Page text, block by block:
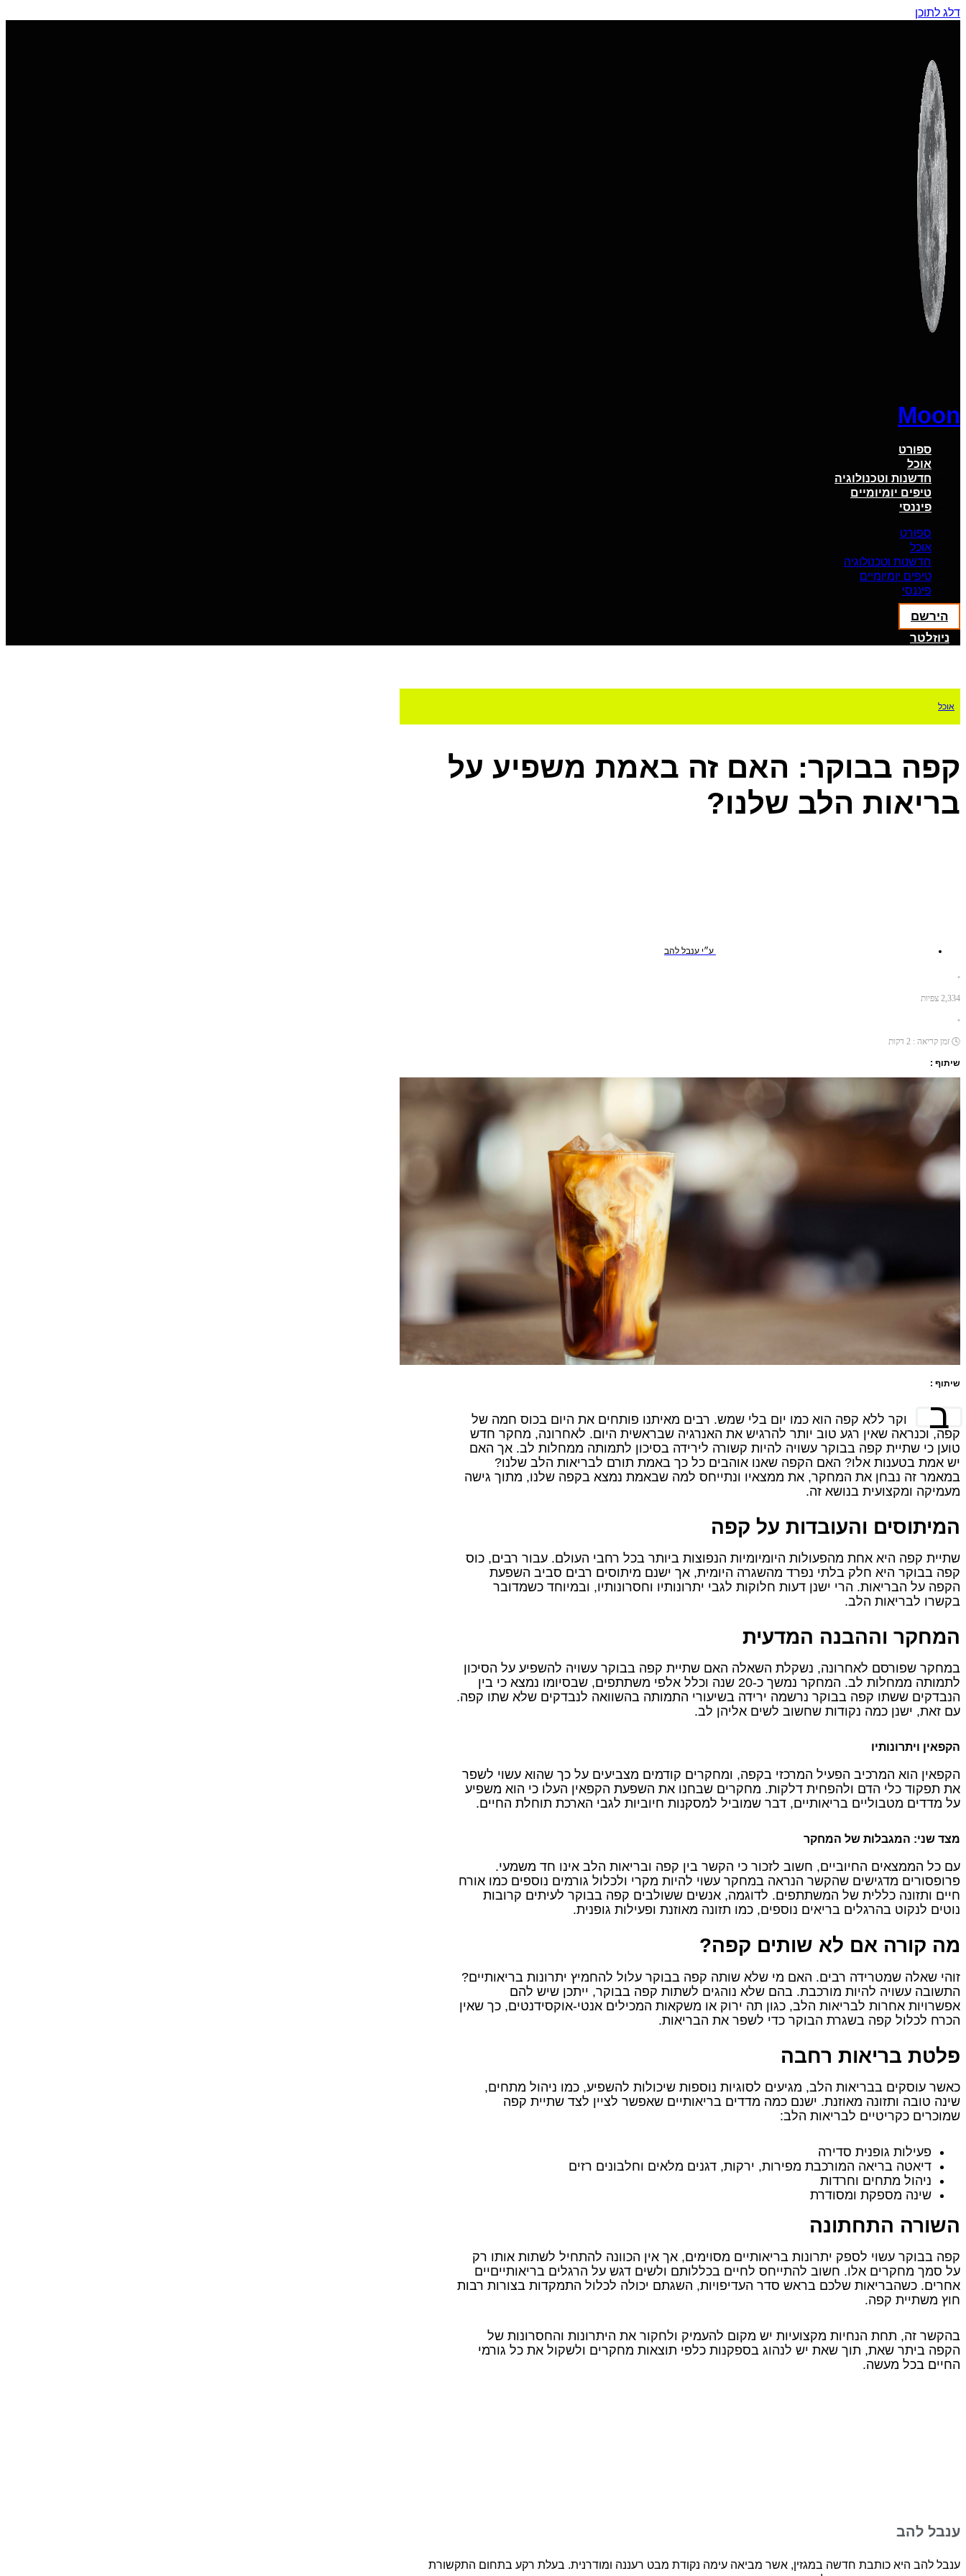
דלג לתוכן
Moon
ספורט
אוכל
חדשנות וטכנולוגיה
טיפים יומיומיים
פיננסי
ספורט
אוכל
חדשנות וטכנולוגיה
טיפים יומיומיים
פיננסי
הירשם
ניוזלטר
אוכל
קפה בבוקר: האם זה באמת משפיע על
בריאות הלב שלנו?
ע״י ענבל להב
•
2,334 צפיות
•
🕓 זמן קריאה : 2 דקות
שיתוף :
שיתוף :
ב
וקר ללא קפה הוא כמו יום בלי שמש. רבים מאיתנו פותחים את היום בכוס חמה של
קפה, וכנראה שאין רגע טוב יותר להרגיש את האנרגיה שבראשית היום. לאחרונה, מחקר חדש
טוען כי שתיית קפה בבוקר עשויה להיות קשורה לירידה בסיכון לתמותה ממחלות לב. אך האם
יש אמת בטענות אלו? האם הקפה שאנו אוהבים כל כך באמת תורם לבריאות הלב שלנו?
במאמר זה נבחן את המחקר, את ממצאיו ונתייחס למה שבאמת נמצא בקפה שלנו, מתוך גישה
מעמיקה ומקצועית בנושא זה.
המיתוסים והעובדות על קפה
שתיית קפה היא אחת מהפעולות היומיומיות הנפוצות ביותר בכל רחבי העולם. עבור רבים, כוס
קפה בבוקר היא חלק בלתי נפרד מהשגרה היומית, אך ישנם מיתוסים רבים סביב השפעת
הקפה על הבריאות. הרי ישנן דעות חלוקות לגבי יתרונותיו וחסרונותיו, ובמיוחד כשמדובר
בקשרו לבריאות הלב.
המחקר וההבנה המדעית
במחקר שפורסם לאחרונה, נשקלת השאלה האם שתיית קפה בבוקר עשויה להשפיע על הסיכון
לתמותה ממחלות לב. המחקר נמשך כ-20 שנה וכלל אלפי משתתפים, שבסיומו נמצא כי בין
הנבדקים ששתו קפה בבוקר נרשמה ירידה בשיעורי התמותה בהשוואה לנבדקים שלא שתו קפה.
עם זאת, ישנן כמה נקודות שחשוב לשים אליהן לב.
הקפאין ויתרונותיו
הקפאין הוא המרכיב הפעיל המרכזי בקפה, ומחקרים קודמים מצביעים על כך שהוא עשוי לשפר
את תפקוד כלי הדם ולהפחית דלקות. מחקרים שבחנו את השפעת הקפאין העלו כי הוא משפיע
על מדדים מטבוליים בריאותיים, דבר שמוביל למסקנות חיוביות לגבי הארכת תוחלת החיים.
מצד שני: המגבלות של המחקר
עם כל הממצאים החיוביים, חשוב לזכור כי הקשר בין קפה ובריאות הלב אינו חד משמעי.
פרופסורים מדגישים שהקשר הנראה במחקר עשוי להיות מקרי ולכלול גורמים נוספים כמו אורח
חיים ותזונה כללית של המשתתפים. לדוגמה, אנשים ששולבים קפה בבוקר לעיתים קרובות
נוטים לנקוט בהרגלים בריאים נוספים, כמו תזונה מאוזנת ופעילות גופנית.
מה קורה אם לא שותים קפה?
זוהי שאלה שמטרידה רבים. האם מי שלא שותה קפה בבוקר עלול להחמיץ יתרונות בריאותיים?
התשובה עשויה להיות מורכבת. בהם שלא נוהגים לשתות קפה בבוקר, ייתכן שיש להם
אפשרויות אחרות לבריאות הלב, כגון תה ירוק או משקאות המכילים אנטי-אוקסידנטים, כך שאין
הכרח לכלול קפה בשגרת הבוקר כדי לשפר את הבריאות.
פלטת בריאות רחבה
כאשר עוסקים בבריאות הלב, מגיעים לסוגיות נוספות שיכולות להשפיע, כמו ניהול מתחים,
שינה טובה ותזונה מאוזנת. ישנם כמה מדדים בריאותיים שאפשר לציין לצד שתיית קפה
שמוכרים כקריטיים לבריאות הלב:
פעילות גופנית סדירה
דיאטה בריאה המורכבת מפירות, ירקות, דגנים מלאים וחלבונים רזים
ניהול מתחים וחרדות
שינה מספקת ומסודרת
השורה התחתונה
קפה בבוקר עשוי לספק יתרונות בריאותיים מסוימים, אך אין הכוונה להתחיל לשתות אותו רק
על סמך מחקרים אלו. חשוב להתייחס לחיים בכללותם ולשים דגש על הרגלים בריאותייםיים
אחרים. כשהבריאות שלכם בראש סדר העדיפויות, השגתם יכולה לכלול התמקדות בצורות רבות
חוץ משתיית קפה.
בהקשר זה, תחת הנחיות מקצועיות יש מקום להעמיק ולחקור את היתרונות והחסרונות של
הקפה ביתר שאת, תוך שאת יש לנהוג בספקנות כלפי תוצאות מחקרים ולשקול את כל גורמי
החיים בכל מעשה.
ענבל להב
ענבל להב היא כותבת חדשה במגזין, אשר מביאה עימה נקודת מבט רעננה ומודרנית. בעלת רקע בתחום התקשורת